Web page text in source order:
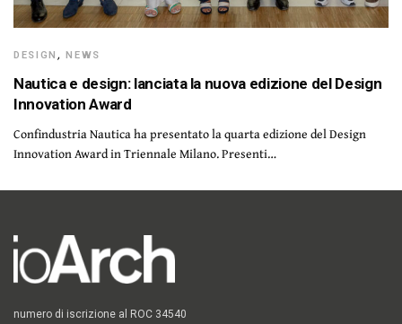
DESIGN ,NEWS
Nautica e design: lanciata la nuova edizione del Design
Innovation Award
Confindustria Nautica ha presentato la quarta edizione del Design
Innovation Award in Triennale Milano. Presenti…
numero di iscrizione al ROC 34540